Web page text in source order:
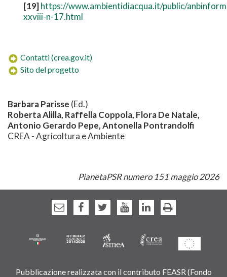
[19]https://www.ambientidiacqua.it/public/
xxviii-n-17.html
Contatti (crea.gov.it)
Sito del progetto
Barbara Parisse (Ed.)
Roberta Alilla, Raffella Coppola, Flora De Natale,
Antonio Gerardo Pepe, Antonella Pontrandolfi
CREA - Agricoltura e Ambiente
PianetaPSR numero 151 maggio 2026
Pubblicazione realizzata con il contributo FEASR (Fondo